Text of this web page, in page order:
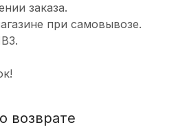
заказа.
при самовывозе.
возврате